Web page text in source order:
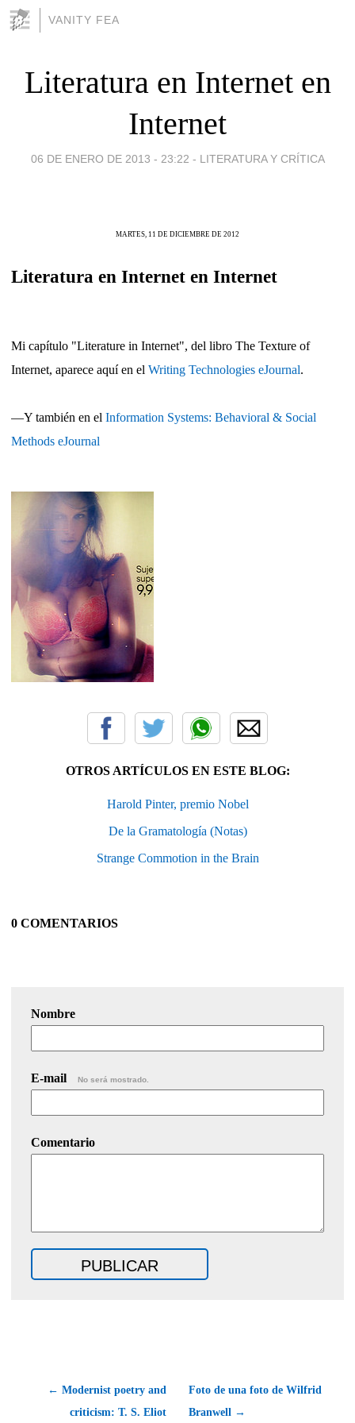
VANITY FEA
Literatura en Internet en
Internet
06 DE ENERO DE 2013 - 23:22 - LITERATURA Y CRÍTICA
MARTES, 11 DE DICIEMBRE DE 2012
Literatura en Internet en Internet
Mi capítulo "Literature in Internet", del libro The Texture of
Internet, aparece aquí en el Writing Technologies eJournal.
—Y también en el Information Systems: Behavioral & Social
Methods eJournal
OTROS ARTÍCULOS EN ESTE BLOG:
Harold Pinter, premio Nobel
De la Gramatología (Notas)
Strange Commotion in the Brain
0 COMENTARIOS
Nombre
E-mail No será mostrado.
Comentario
← Modernist poetry and
criticism: T. S. Eliot
Foto de una foto de Wilfrid
Branwell →